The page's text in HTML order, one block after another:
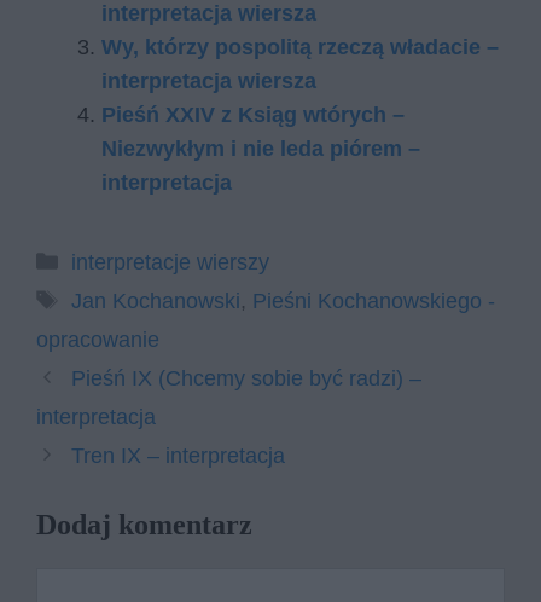
interpretacja wiersza
Wy, którzy pospolitą rzeczą władacie –
interpretacja wiersza
Pieśń XXIV z Ksiąg wtórych –
Niezwykłym i nie leda piórem –
interpretacja
Kategorie
interpretacje wierszy
Tagi
Jan Kochanowski, Pieśni Kochanowskiego -
opracowanie
Pieśń IX (Chcemy sobie być radzi) –
interpretacja
Tren IX – interpretacja
Dodaj komentarz